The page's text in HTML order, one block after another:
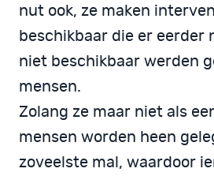
nut ook, ze maken
beschikbaar die er eerder
niet beschikbaar werden
mensen.
Zolang ze maar niet als
mensen worden heen
zoveelste mal, waardoor